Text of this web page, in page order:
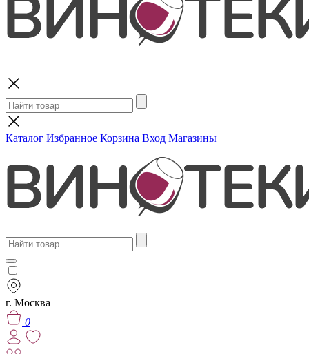
Каталог Избранное Корзина Вход Магазины
г. Москва
0